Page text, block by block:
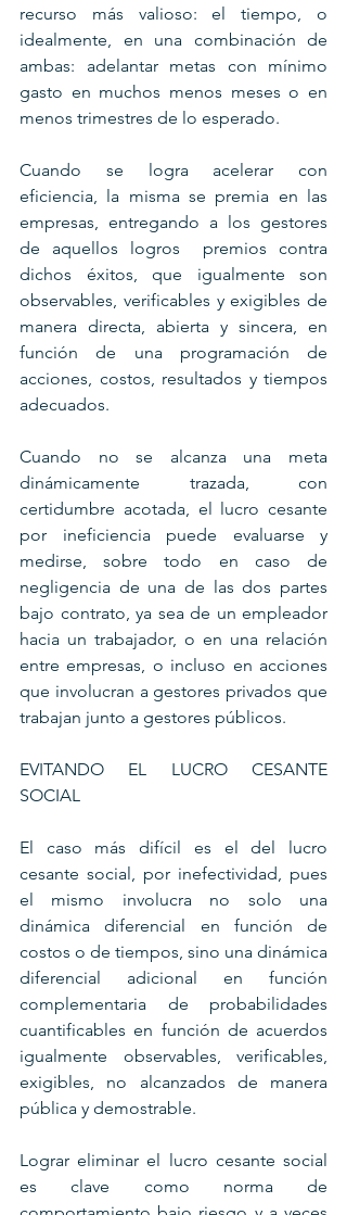
recurso más valioso: el tiempo, o
idealmente, en una combinación de
ambas: adelantar metas con mínimo
gasto en muchos menos meses o en
menos trimestres de lo esperado.
Cuando se logra acelerar con
eficiencia, la misma se premia en las
empresas, entregando a los gestores
de aquellos logros  premios contra
dichos éxitos, que igualmente son
observables, verificables y exigibles de
manera directa, abierta y sincera, en
función de una programación de
acciones, costos, resultados y tiempos
adecuados.
Cuando no se alcanza una meta
dinámicamente trazada, con
certidumbre acotada, el lucro cesante
por ineficiencia puede evaluarse y
medirse, sobre todo en caso de
negligencia de una de las dos partes
bajo contrato, ya sea de un empleador
hacia un trabajador, o en una relación
entre empresas, o incluso en acciones
que involucran a gestores privados que
trabajan junto a gestores públicos.
EVITANDO EL LUCRO CESANTE
SOCIAL
El caso más difícil es el del lucro
cesante social, por inefectividad, pues
el mismo involucra no solo una
dinámica diferencial en función de
costos o de tiempos, sino una dinámica
diferencial adicional en función
complementaria de probabilidades
cuantificables en función de acuerdos
igualmente observables, verificables,
exigibles, no alcanzados de manera
pública y demostrable.
Lograr eliminar el lucro cesante social
es clave como norma de